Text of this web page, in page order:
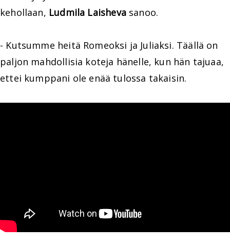
kehollaan, Ludmila Laishevasanoo.
- Kutsumme heitä Romeoksi ja Juliaksi. Täällä on
paljon mahdollisia koteja hänelle, kun hän tajuaa,
ettei kumppani ole enää tulossa takaisin.